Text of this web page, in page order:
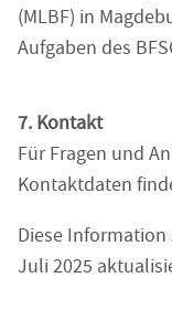
(MLBF) in
Aufgaben des
7. Kontakt
Für Fragen und
Kontaktdaten
Diese
Juli 2025